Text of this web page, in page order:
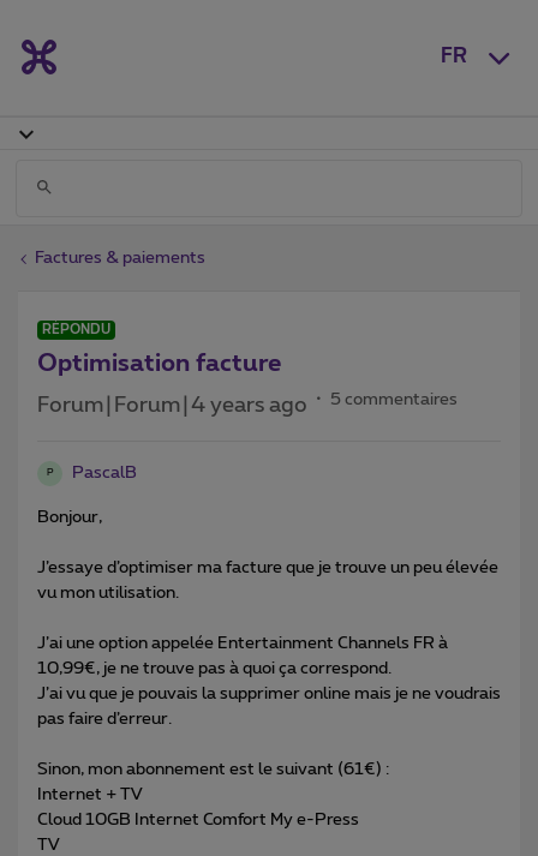
FR
Factures & paiements
RÉPONDU
Optimisation facture
Forum|Forum|4 years ago 5 commentaires
P PascalB
Bonjour,
J’essaye d’optimiser ma facture que je trouve un peu élevée
vu mon utilisation.
J’ai une option appelée Entertainment Channels FR à
10,99€, je ne trouve pas à quoi ça correspond.
J’ai vu que je pouvais la supprimer online mais je ne voudrais
pas faire d’erreur.
Sinon, mon abonnement est le suivant (61€) :
Internet + TV
Cloud 10GB Internet Comfort My e-Press
TV